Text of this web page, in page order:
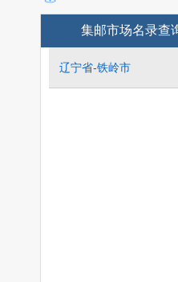
集邮市场名录查
辽宁省-铁岭市